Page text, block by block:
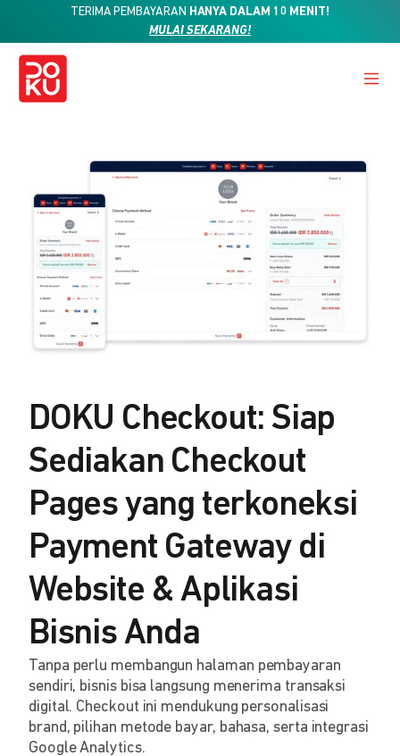
TERIMA PEMBAYARAN HANYA DALAM 10 MENIT!
MULAI SEKARANG!
DOKU Checkout: Siap
Sediakan Checkout
Pages yang terkoneksi
Payment Gateway di
Website & Aplikasi
Bisnis Anda
Tanpa perlu membangun halaman pembayaran
sendiri, bisnis bisa langsung menerima transaksi
digital. Checkout ini mendukung personalisasi
brand, pilihan metode bayar, bahasa, serta integrasi
Google Analytics.